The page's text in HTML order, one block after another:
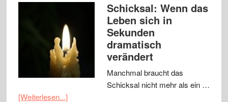
Schicksal: Wenn das
Leben sich in
Sekunden
dramatisch
verändert
Manchmal braucht das
Schicksal nicht mehr als ein …
[Weiterlesen...]